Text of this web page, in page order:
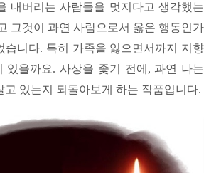
내버리는 사람들을 멋지다고 생각했는
그것이 과연 사람으로서 옳은 행동인가
습니다. 특히 가족을 잃으면서까지 지향
있을까요. 사상을 좇기 전에, 과연 나는
고 있는지 되돌아보게 하는 작품입니다.